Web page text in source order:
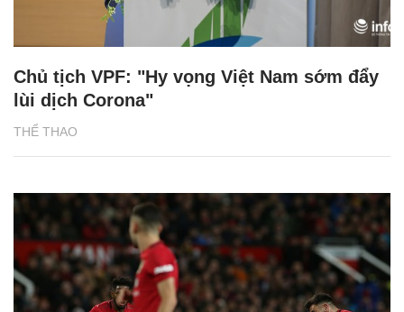
THỂ THAO
Chủ tịch VPF: "Hy vọng Việt Nam sớm đẩy
lùi dịch Corona"